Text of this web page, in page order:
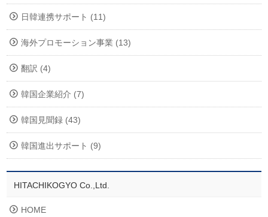
日韓連携サポート (11)
海外プロモーション事業 (13)
翻訳 (4)
韓国企業紹介 (7)
韓国見聞録 (43)
韓国進出サポート (9)
HITACHIKOGYO Co.,Ltd.
HOME